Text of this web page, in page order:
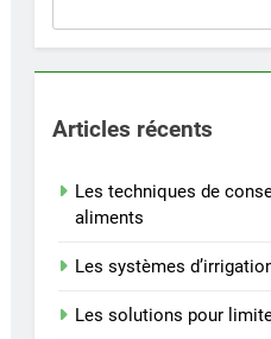
Articles récents
Les techniques de
aliments
Les systèmes
Les solutions pour